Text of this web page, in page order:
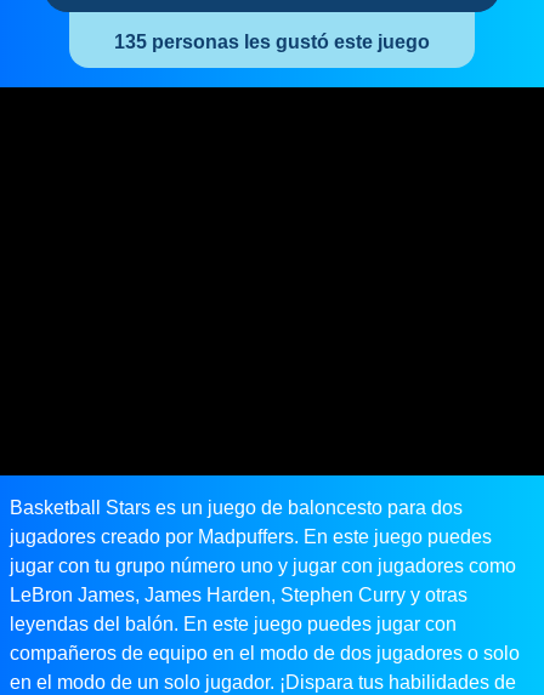
135 personas les gustó este juego
Basketball Stars es un juego de baloncesto para dos
jugadores creado por Madpuffers. En este juego puedes
jugar con tu grupo número uno y jugar con jugadores como
LeBron James, James Harden, Stephen Curry y otras
leyendas del balón. En este juego puedes jugar con
compañeros de equipo en el modo de dos jugadores o solo
en el modo de un solo jugador. ¡Dispara tus habilidades de